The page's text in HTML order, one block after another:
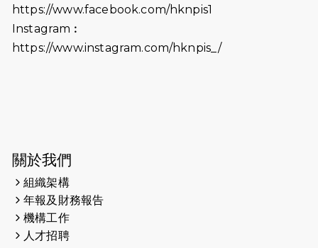
2026-06-18
猛龍長跑隊恆常練習 - 6月18日
2026-06-11
猛龍長跑隊恆常練習 - 6月11日（19:00
2026-05-28
2026-05-22
2026-05-21
https://www.facebook.com/hknpis1
Instagram︰
https://www.instagram.com/hknpis_/
關於我們
組織架構
年報及財務報告
機構工作
人才招聘